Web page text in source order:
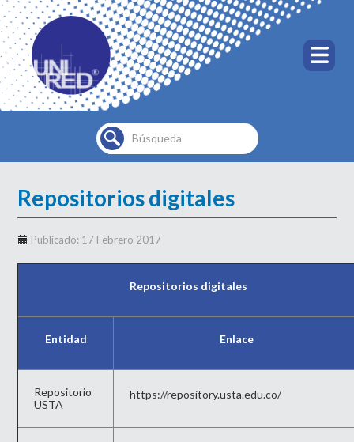
Buscar...
Repositorios digitales
Publicado: 17 Febrero 2017
Repositorios digitales
Entidad Enlace
Repositorio
USTA
https://repository.usta.edu.co/